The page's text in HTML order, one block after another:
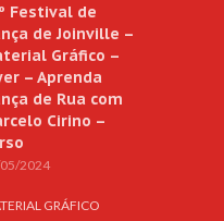
Festival de
de Joinville –
Gráfico –
– Aprenda
de Rua com
Cirino –
2024
GRÁFICO